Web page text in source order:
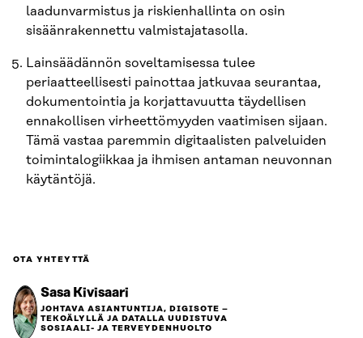
laadunvarmistus ja riskienhallinta on osin
sisäänrakennettu valmistajatasolla.
Lainsäädännön soveltamisessa tulee
periaatteellisesti painottaa jatkuvaa seurantaa,
dokumentointia ja korjattavuutta täydellisen
ennakollisen virheettömyyden vaatimisen sijaan.
Tämä vastaa paremmin digitaalisten palveluiden
toimintalogiikkaa ja ihmisen antaman neuvonnan
käytäntöjä.
OTA YHTEYTTÄ
Sasa Kivisaari
JOHTAVA ASIANTUNTIJA, DIGISOTE –
TEKOÄLYLLÄ JA DATALLA UUDISTUVA
SOSIAALI- JA TERVEYDENHUOLTO